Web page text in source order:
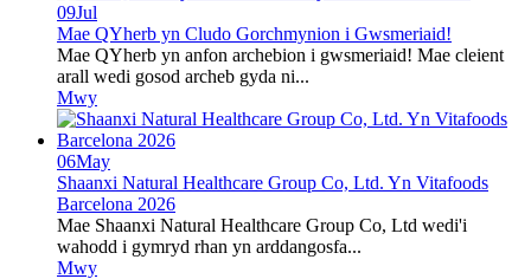
09Jul
Mae QYherb yn Cludo Gorchmynion i Gwsmeriaid!
Mae QYherb yn anfon archebion i gwsmeriaid! Mae cleient
arall wedi gosod archeb gyda ni...
Mwy
06May
Shaanxi Natural Healthcare Group Co, Ltd. Yn Vitafoods
Barcelona 2026
Mae Shaanxi Natural Healthcare Group Co, Ltd wedi'i
wahodd i gymryd rhan yn arddangosfa...
Mwy